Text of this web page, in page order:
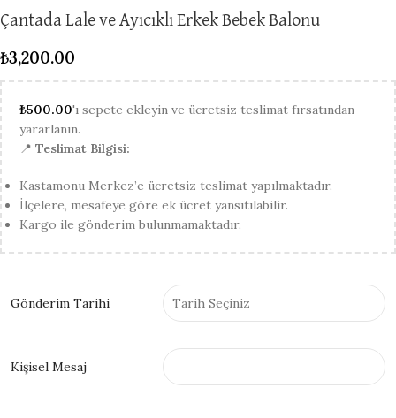
Çantada Lale ve Ayıcıklı Erkek Bebek Balonu
₺3,200.00
₺500.00'ı sepete ekleyin ve ücretsiz teslimat fırsatından
yararlanın.
📍 Teslimat Bilgisi:
Kastamonu Merkez’e ücretsiz teslimat yapılmaktadır.
İlçelere, mesafeye göre ek ücret yansıtılabilir.
Kargo ile gönderim bulunmamaktadır.
Gönderim Tarihi
Kişisel Mesaj